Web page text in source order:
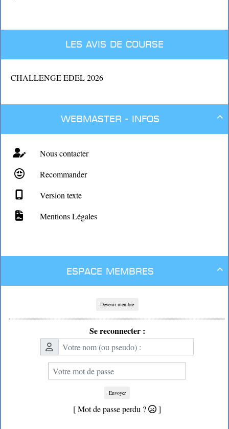
Les avis de course
CHALLENGE EDEL 2026

Webmaster - Infos
Nous contacter
Recommander
Version texte
Mentions Légales

Espace membres
Devenir membre
Se reconnecter :
Envoyer
[ Mot de passe perdu ? ]